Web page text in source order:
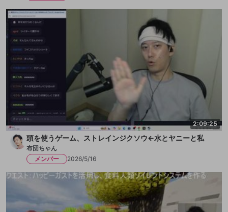
2:09:25
頭を使うゲーム、ストレインジクソウ←水とヤニーと私
布団ちゃん
メンバー
2026/5/16